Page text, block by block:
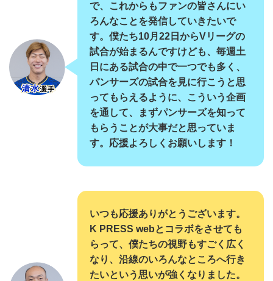
で、これからもファンの皆さんにい
ろんなことを発信していきたいで
す。僕たち10月22日からVリーグの
試合が始まるんですけども、毎週土
日にある試合の中で一つでも多く、
パンサーズの試合を見に行こうと思
ってもらえるように、こういう企画
を通して、まずパンサーズを知って
もらうことが大事だと思っていま
す。応援よろしくお願いします！
いつも応援ありがとうございます。
K PRESS webとコラボをさせても
らって、僕たちの視野もすごく広く
なり、沿線のいろんなところへ行き
たいという思いが強くなりました。